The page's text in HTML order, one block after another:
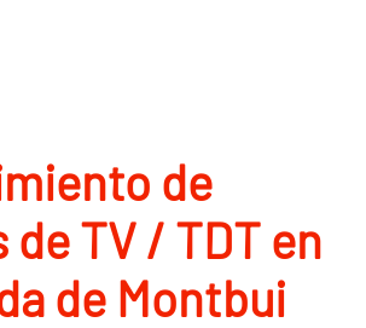
de
de TV / TDT en
de Montbui